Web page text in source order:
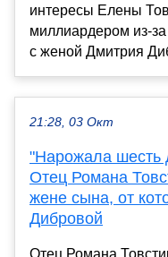
интересы Елены
миллиардером из-
с женой Дмитрия
21:28, 03 Окт
"Нарожала шесть
Отец Романа
жене сына, от
Дибровой
Отец Романа